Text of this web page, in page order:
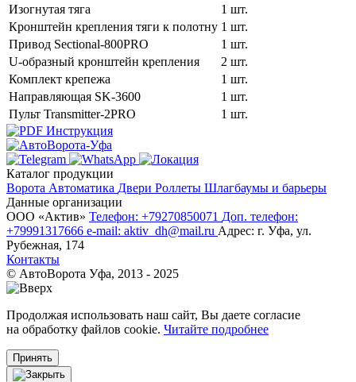
Изогнутая тяга
1 шт.
Кронштейн крепления тяги к полотну 1 шт.
Привод Sectional-800PRO
1 шт.
U-образный кронштейн крепления
2 шт.
Комплект крепежа
1 шт.
Направляющая SK-3600
1 шт.
Пульт Transmitter-2PRO
1 шт.
Инструкция
Каталог продукции
Ворота Автоматика Двери Роллеты Шлагбаумы и барьеры
Данные организации
ООО «‎Актив»‎ Телефон: +79270850071 Доп. телефон:
+79991317666 e-mail: aktiv_dh@mail.ru Адрес: г. Уфа, ул.
Рубежная, 174
Контакты
© АвтоВорота Уфа, 2013 - 2025
Продолжая использовать наш сайт, Вы даете согласие
на обработку файлов cookie. Читайте подробнее
Принять